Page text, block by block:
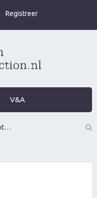
Registreer
V&A
Nederlands grootste Dutch Attraction, Lifestyle, Vrouwen versieren en Pick-Up (PUA) Forum